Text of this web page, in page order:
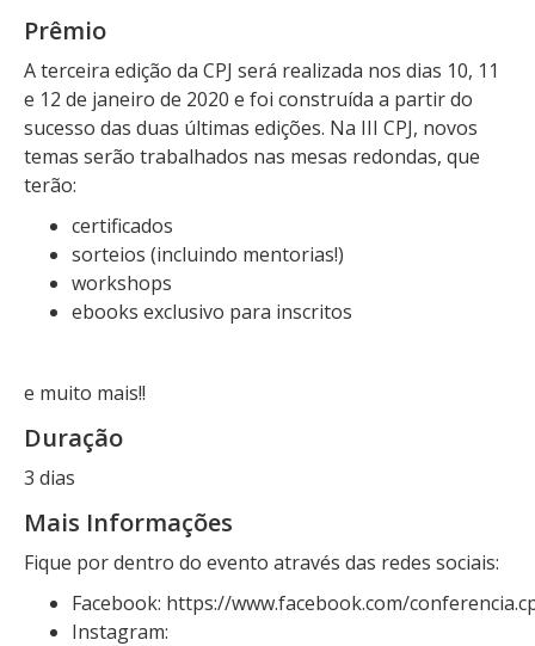
Prêmio
A terceira edição da CPJ será realizada nos dias 10, 11
e 12 de janeiro de 2020 e foi construída a partir do
sucesso das duas últimas edições. Na III CPJ, novos
temas serão trabalhados nas mesas redondas, que
terão:
certificados
sorteios (incluindo mentorias!)
workshops
ebooks exclusivo para inscritos
e muito mais!!
Duração
3 dias
Mais Informações
Fique por dentro do evento através das redes sociais:
Facebook: https://www.facebook.com/
Instagram: